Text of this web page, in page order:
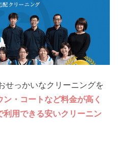
せっかいなクリーニングを
ン・コートなど料金が高く
用できる安いクリーニン